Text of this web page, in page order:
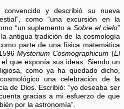
y describió su nueva
como “una excursión en la
“un suplemento aSobre el cielo”
antigua tradición de la cosmología
parte de una física matemática
Mysterium Cosmographicum (El
que exponía sus ideas. Siendo un
como ya ha quedado dicho,
una celebración de la
de Dios. Escribió: “yo deseaba ser
gracias a mi esfuerzo de que
por la astronomía”.